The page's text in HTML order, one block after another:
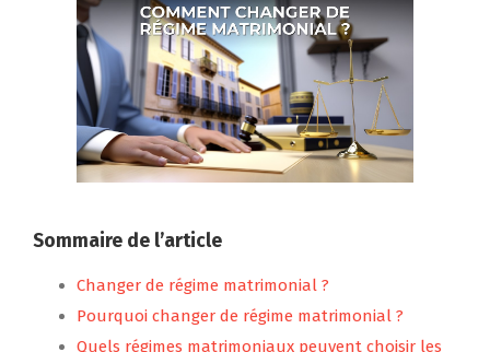
Sommaire de l’article
Changer de régime matrimonial ?
Pourquoi changer de régime matrimonial ?
Quels régimes matrimoniaux peuvent choisir les